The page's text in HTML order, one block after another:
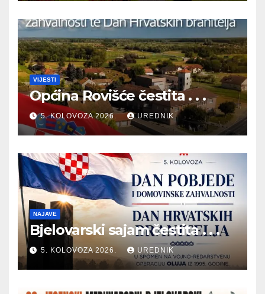
VIJESTI
Općina Rovišće čestita . . .
5. KOLOVOZA 2026. UREDNIK
NAJAVE
Bjelovarski sajam čestita . . .
5. KOLOVOZA 2026. UREDNIK